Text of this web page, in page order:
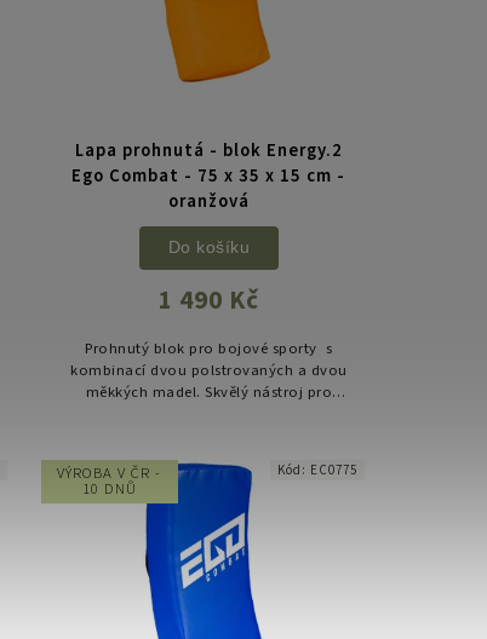
Lapa prohnutá - blok Energy.2
Ego Combat - 75 x 35 x 15 cm -
oranžová
1 490 Kč
Do košíku
Prohnutý blok pro bojové sporty s
kombinací dvou polstrovaných a dvou
měkkých madel. Skvělý nástroj pro
VÝROBA V ČR -
10 DNŮ
Kód: EC0775